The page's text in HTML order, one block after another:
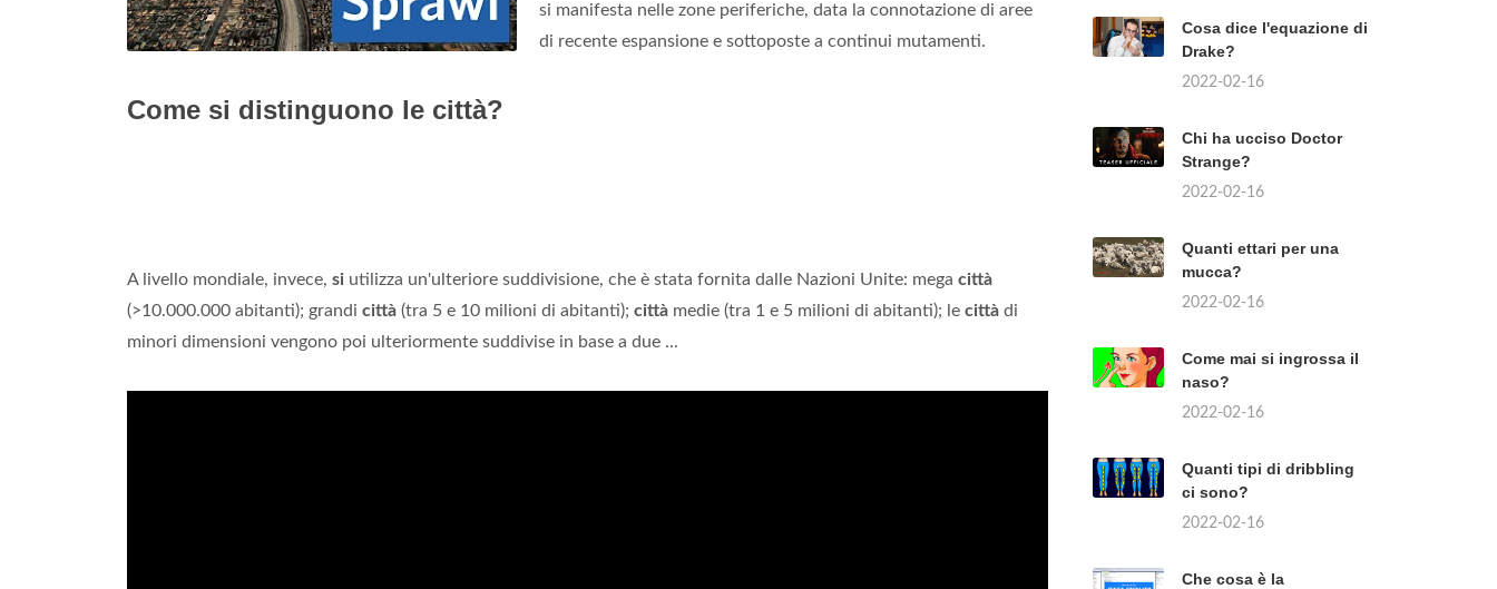
si manifesta nelle zone periferiche, data la connotazione di aree
di recente espansione e sottoposte a continui mutamenti.
Come si distinguono le città?
A livello mondiale, invece, si utilizza un'ulteriore suddivisione, che è stata fornita dalle Nazioni Unite: mega città
(>10.000.000 abitanti); grandi città (tra 5 e 10 milioni di abitanti); città medie (tra 1 e 5 milioni di abitanti); le città di
minori dimensioni vengono poi ulteriormente suddivise in base a due ...
Cosa dice l'equazione di
Drake?
2022-02-16
Chi ha ucciso Doctor
Strange?
2022-02-16
Quanti ettari per una
mucca?
2022-02-16
Come mai si ingrossa il
naso?
2022-02-16
Quanti tipi di dribbling
ci sono?
2022-02-16
Che cosa è la